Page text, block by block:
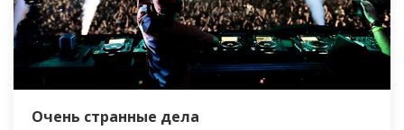
Очень странные дела